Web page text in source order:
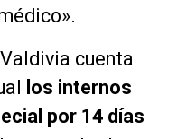
cuenta
los internos
por 14 días